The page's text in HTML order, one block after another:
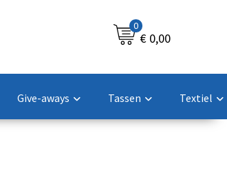
0
€ 0,00
Give-aways Tassen Textiel